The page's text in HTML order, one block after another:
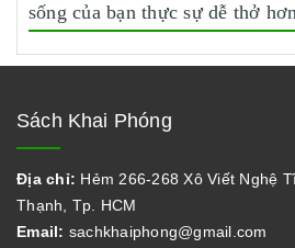
sống của bạn thực sự dễ thở
Sách Khai Phóng
Địa chỉ: Hẻm 266-268 Xô Viết Nghệ
Thạnh, Tp. HCM
Email: sachkhaiphong@gmail.com